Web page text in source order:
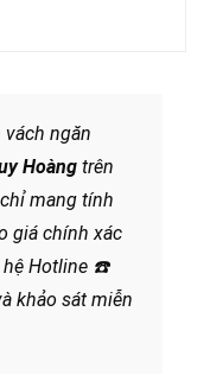
vách ngăn
Hoàng trên
mang tính
giá chính xác
Hotline ☎️
khảo sát miễn